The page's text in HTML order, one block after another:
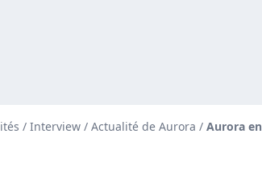
/ Interview / Actualité de Aurora / Aurora